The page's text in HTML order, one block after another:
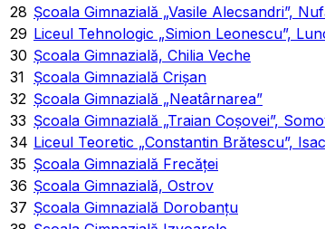
28 Școala Gimnazială „Vasile Alecsandri”,
29 Liceul Tehnologic „Simion Leonescu”,
30 Școala Gimnazială, Chilia Veche
31 Școala Gimnazială Crișan
32 Școala Gimnazială „Neatârnarea”
33 Școala Gimnazială „Traian Coșovei”,
34 Liceul Teoretic „Constantin Brătescu”,
35 Școala Gimnazială Frecăței
36 Școala Gimnazială, Ostrov
37 Școala Gimnazială Dorobanțu